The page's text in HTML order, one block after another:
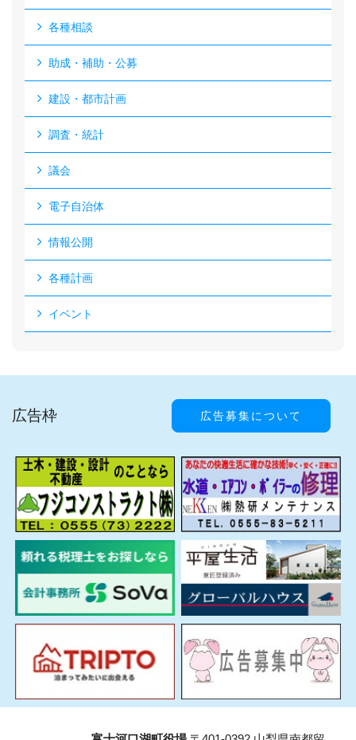
各種相談
助成・補助・公募
建設・都市計画
調査・統計
議会
電子自治体
情報公開
各種計画
イベント
広告枠 広告募集について